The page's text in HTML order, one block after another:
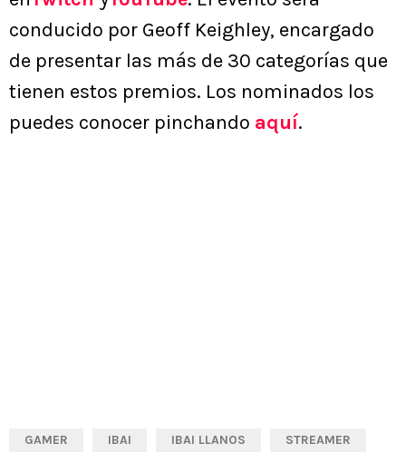
conducido por Geoff Keighley, encargado
de presentar las más de 30 categorías que
tienen estos premios. Los nominados los
puedes conocer pinchando aquí.
GAMER IBAI IBAI LLANOS STREAMER